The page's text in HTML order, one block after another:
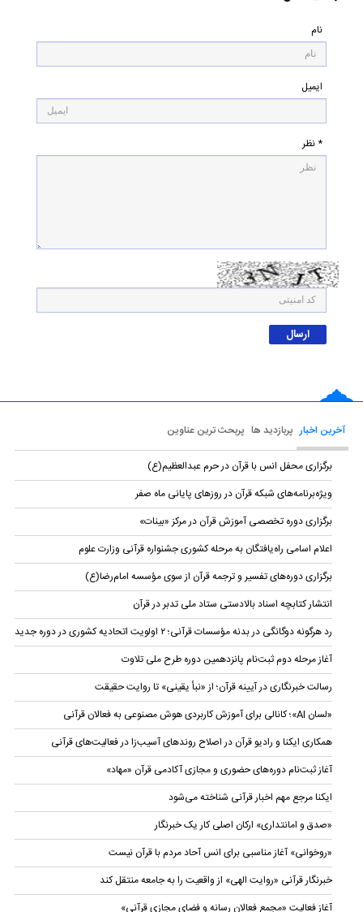
نام
ایمیل
* نظر
آخرین اخبار پربازدید ها پربحث ترین عناوین
برگزاری محفل انس با قرآن در حرم عبدالعظیم(ع)
ویژه‌برنامه‌های شبکه قرآن در روزهای پایانی ماه صفر
برگزاری دوره تخصصی آموزش قرآن در مرکز «بینات»
اعلام اسامی راه‌یافتگان به مرحله کشوری جشنواره قرآنی وزارت علوم
برگزاری دوره‌های تفسیر و ترجمه قرآن از سوی مؤسسه امام‌رضا(ع)
انتشار کتابچه اسناد بالادستی ستاد ملی تدبر در قرآن
رد هرگونه دوگانگی در بدنه مؤسسات قرآنی؛ ۲ اولویت اتحادیه کشوری در دوره جدید
آغاز مرحله دوم ثبت‌نام‌ پانزدهمین دوره طرح ملی تلاوت
رسالت خبرنگاری در آیینه قرآن؛ از «نبأ یقینی» تا روایت حقیقت
«لسان AI»؛ کانالی برای آموزش کاربردی هوش مصنوعی به فعالان قرآنی
همکاری ایکنا و رادیو قرآن در اصلاح روندهای آسیب‌زا در فعالیت‌های قرآنی
آغاز ثبت‌نام دوره‌های حضوری و مجازی آکادمی قرآن «مهاد»
ایکنا مرجع مهم اخبار قرآنی شناخته می‌شود
«صدق و امانتداری» ارکان اصلی کار یک خبرنگار
«روخوانی» آغاز مناسبی برای انس آحاد مردم با قرآن نیست
خبرنگار قرآنی «روایت الهی» از واقعیت را به جامعه منتقل کند
آغاز فعالیت «مجمع فعالان رسانه و فضای مجازی قرآنی»